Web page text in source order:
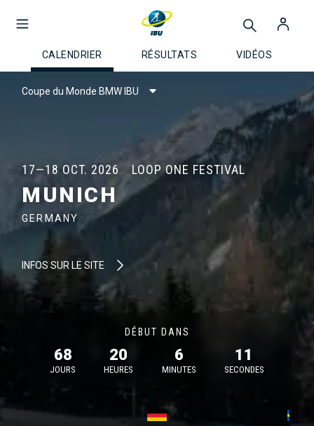
CALENDRIER RÉSULTATS VIDÉOS
Coupe du Monde BMW IBU
17—18 OCT. 2026 LOOP ONE FESTIVAL
MUNICH
GERMANY
INFOS SUR LE SITE
DÉBUT DANS
68
JOURS
20
HEURES
6
MINUTES
11
SECONDES